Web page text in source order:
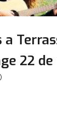
a
22